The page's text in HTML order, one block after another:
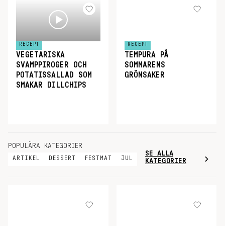
RECEPT
VEGETARISKA
SVAMPPIROGER OCH
POTATISSALLAD SOM
SMAKAR DILLCHIPS
RECEPT
TEMPURA PÅ
SOMMARENS
GRÖNSAKER
POPULÄRA KATEGORIER
ARTIKEL DESSERT FESTMAT JUL
SE ALLA
KATEGORIER